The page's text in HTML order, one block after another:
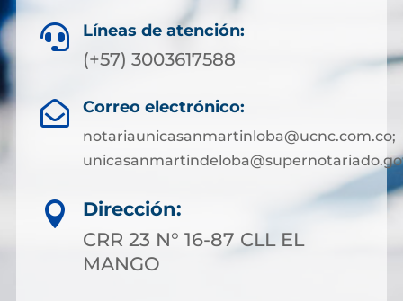
 Líneas de atención:
(+57) 3003617588
 Correo electrónico:
notariaunicasanmartinloba@ucnc.com.co;

Dirección:
CRR 23 N° 16-87 CLL EL
MANGO